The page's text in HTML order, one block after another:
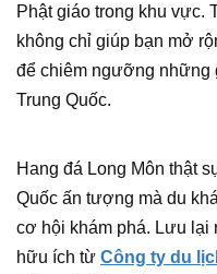
Phật giáo trong khu vực.
không chỉ giúp bạn mở
để chiêm ngưỡng những
Trung Quốc.
Hang đá Long Môn thật
Quốc ấn tượng mà du
cơ hội khám phá. Lưu lại
hữu ích từ Công ty du